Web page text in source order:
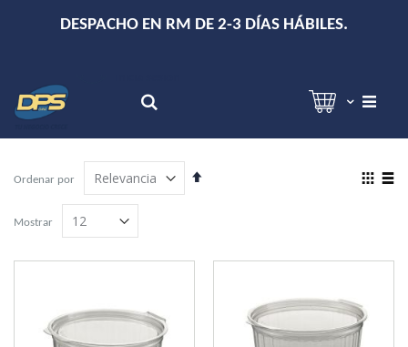
DESPACHO EN RM DE 2-3 DÍAS HÁBILES.
Ordenar por
Establecer
View
Mostrar